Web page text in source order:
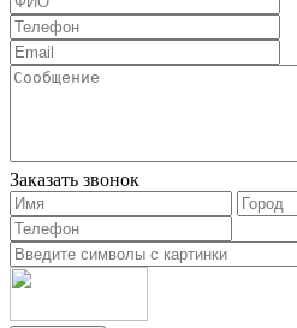
Заказать звонок